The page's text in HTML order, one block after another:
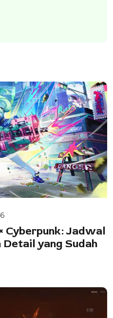
Cyberpunk: Jadwal
yang Sudah